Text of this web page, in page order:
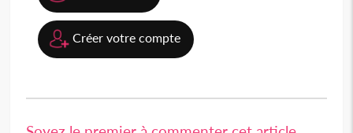
Créer votre compte